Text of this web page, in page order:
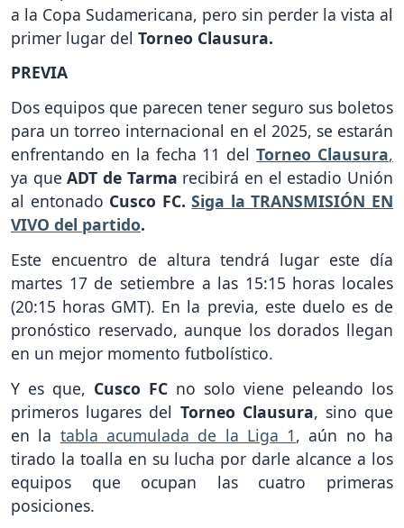
a la Copa Sudamericana, pero sin perder la vista al
primer lugar del Torneo Clausura.
PREVIA
Dos equipos que parecen tener seguro sus boletos
para un torreo internacional en el 2025, se estarán
enfrentando en la fecha 11 delTorneo Clausura,
ya queADT de Tarma recibirá en el estadio Unión
al entonado Cusco FC.Siga la TRANSMISIÓN EN
VIVO del partido.
Este encuentro de altura tendrá lugar este día
martes 17 de setiembre a las 15:15 horas locales
(20:15 horas GMT). En la previa, este duelo es de
pronóstico reservado, aunque los dorados llegan
en un mejor momento futbolístico.
Y es que, Cusco FC no solo viene peleando los
primeros lugares del Torneo Clausura, sino que
en la tabla acumulada de la Liga 1, aún no ha
tirado la toalla en su lucha por darle alcance a los
equipos que ocupan las cuatro primeras
posiciones.